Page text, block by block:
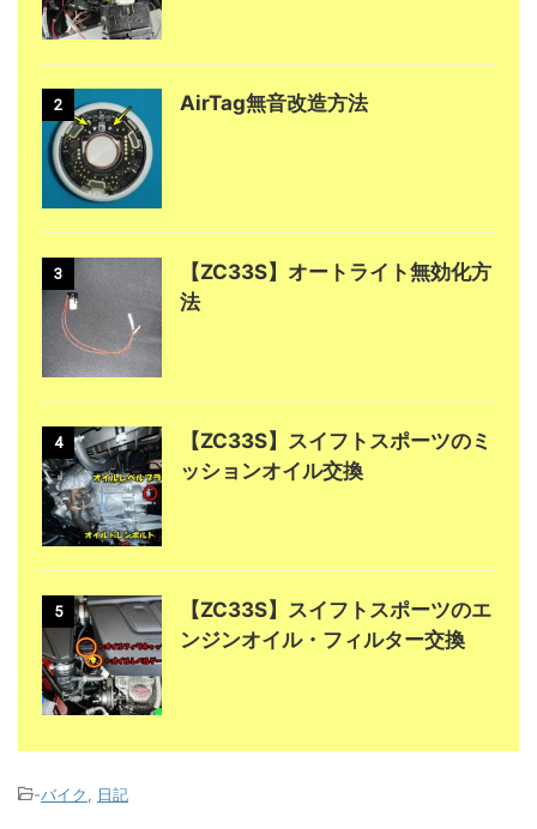
2 AirTag無音改造方法
3
【ZC33S】オートライト無効化方
法
4
【ZC33S】スイフトスポーツのミ
ッションオイル交換
5
【ZC33S】スイフトスポーツのエ
ンジンオイル・フィルター交換
-バイク 日記